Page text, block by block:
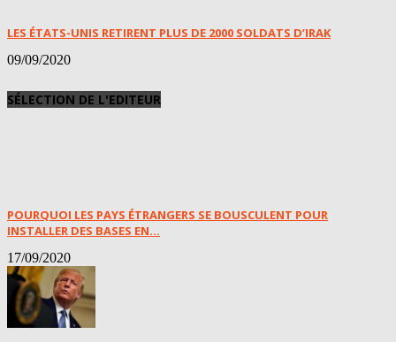
LES ÉTATS-UNIS RETIRENT PLUS DE 2000 SOLDATS D’IRAK
09/09/2020
SÉLECTION DE L'EDITEUR
POURQUOI LES PAYS ÉTRANGERS SE BOUSCULENT POUR
INSTALLER DES BASES EN...
17/09/2020